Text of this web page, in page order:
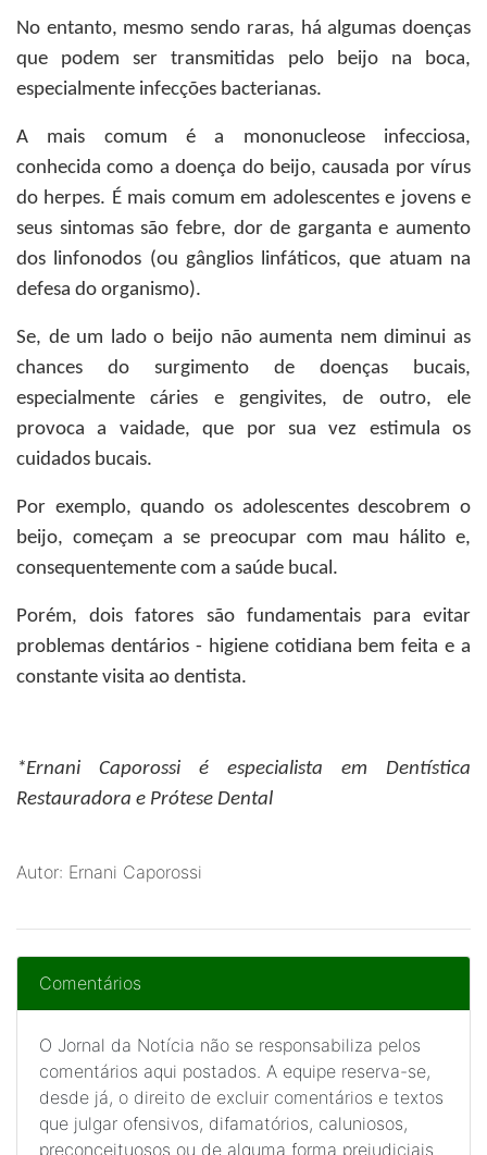
No entanto, mesmo sendo raras, há algumas doenças
que podem ser transmitidas pelo beijo na boca,
especialmente infecções bacterianas.
A mais comum é a mononucleose infecciosa,
conhecida como a doença do beijo, causada por vírus
do herpes. É mais comum em adolescentes e jovens e
seus sintomas são febre, dor de garganta e aumento
dos linfonodos (ou gânglios linfáticos, que atuam na
defesa do organismo).
Se, de um lado o beijo não aumenta nem diminui as
chances do surgimento de doenças bucais,
especialmente cáries e gengivites, de outro, ele
provoca a vaidade, que por sua vez estimula os
cuidados bucais.
Por exemplo, quando os adolescentes descobrem o
beijo, começam a se preocupar com mau hálito e,
consequentemente com a saúde bucal.
Porém, dois fatores são fundamentais para evitar
problemas dentários - higiene cotidiana bem feita e a
constante visita ao dentista.
*Ernani Caporossi é especialista em Dentística
Restauradora e Prótese Dental
Autor: Ernani Caporossi
Comentários
O Jornal da Notícia não se responsabiliza pelos
comentários aqui postados. A equipe reserva-se,
desde já, o direito de excluir comentários e textos
que julgar ofensivos, difamatórios, caluniosos,
preconceituosos ou de alguma forma prejudiciais